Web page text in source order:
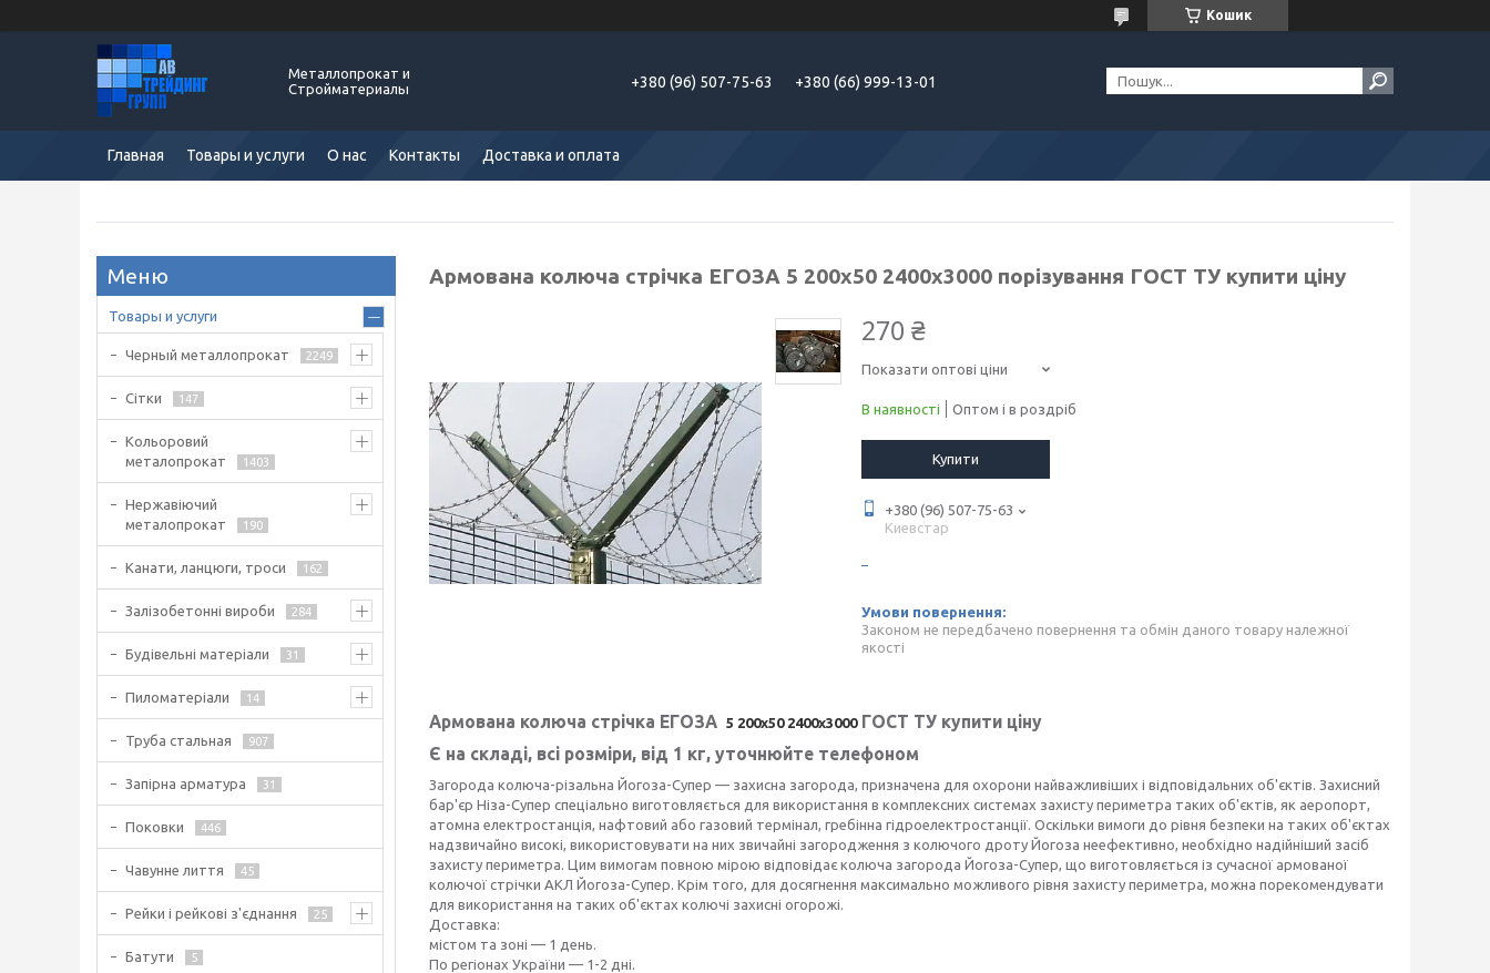
Кошик
Металлопрокат и
Стройматериалы
+380 (96) 507-75-63 +380 (66) 999-13-01
Главная Товары и услуги О нас Контакты Доставка и оплата
Армована колюча стрічка ЕГОЗА 5 200х50 2400х3000 порізування ГОСТ ТУ купити ціну
270 ₴
Показати оптові ціни
В наявності Оптом і в роздріб
Купити
+380 (96) 507-75-63
Киевстар
Законом не передбачено повернення та обмін даного товару належної
якості
Армована колюча стрічка ЕГОЗА 5 200х50 2400х3000ГОСТ ТУ купити ціну
Є на складі, всі розміри, від 1 кг, уточнюйте телефоном
Загорода колюча-різальна Йогоза-Супер — захисна загорода, призначена для охорони найважливіших і відповідальних об'єктів. Захисний
бар'єр Ніза-Супер спеціально виготовляється для використання в комплексних системах захисту периметра таких об'єктів, як аеропорт,
атомна електростанція, нафтовий або газовий термінал, гребінна гідроелектростанції. Оскільки вимоги до рівня безпеки на таких об'єктах
надзвичайно високі, використовувати на них звичайні загородження з колючого дроту Йогоза неефективно, необхідно надійніший засіб
захисту периметра. Цим вимогам повною мірою відповідає колюча загорода Йогоза-Супер, що виготовляється із сучасної армованої
колючої стрічки АКЛ Йогоза-Супер. Крім того, для досягнення максимально можливого рівня захисту периметра, можна порекомендувати
для використання на таких об'єктах колючі захисні огорожі.
Доставка:
містом та зоні — 1 день.
По регіонах України — 1-2 дні.
Товары и услуги
Черный металлопрокат 2249
Сітки 147
Кольоровий
металопрокат
1403
Нержавіючий
металопрокат
190
Канати, ланцюги, троси 162
Залізобетонні вироби 284
Будівельні матеріали 31
Пиломатеріали 14
Труба стальная 907
Запірна арматура 31
Поковки 446
Чавунне лиття 45
Рейки і рейкові з'єднання 25
Батути 5